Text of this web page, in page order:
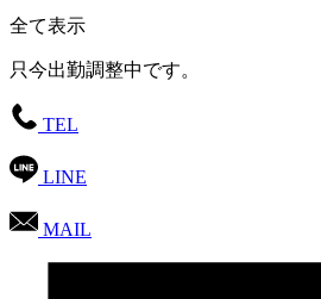
全て表示
只今出勤調整中です。
TEL
LINE
MAIL